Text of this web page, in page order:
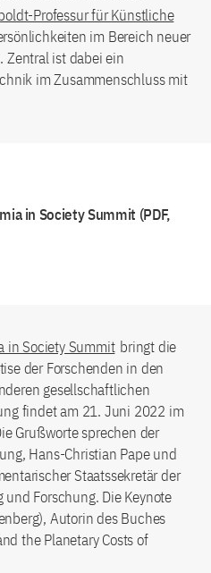
Professur für Künstliche
im Bereich neuer
Zentral ist dabei ein
im Zusammenschluss mit
in Society Summit (PDF,
in Society Summit bringt die
der Forschenden in den
gesellschaftlichen
findet am 21. Juni 2022 im
Grußworte sprechen der
Hans-Christian Pape und
Staatssekretär der
Forschung. Die Keynote
Autorin des Buches
the Planetary Costs of